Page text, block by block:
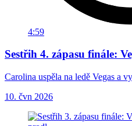
4:59
Sestřih 4. zápasu finále:
Carolina uspěla na ledě Vegas a
10. čvn 2026